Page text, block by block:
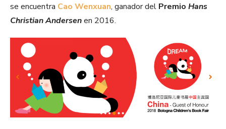
se encuentra Cao Wenxuan, ganador del Premio Hans
Christian Andersenen 2016.